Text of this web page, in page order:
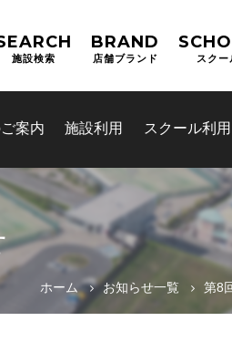
施設検索
BRAND
店舗ブランド スクー
案内 施設利用 スクール利用
ホーム お知らせ一覧